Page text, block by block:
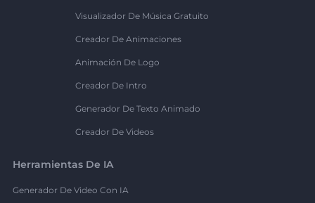
Visualizador De Música Gratuito
Creador De Animaciones
Animación De Logo
Creador De Intro
Generador De Texto Animado
Creador De Videos
Herramientas De IA
Generador De Video Con IA